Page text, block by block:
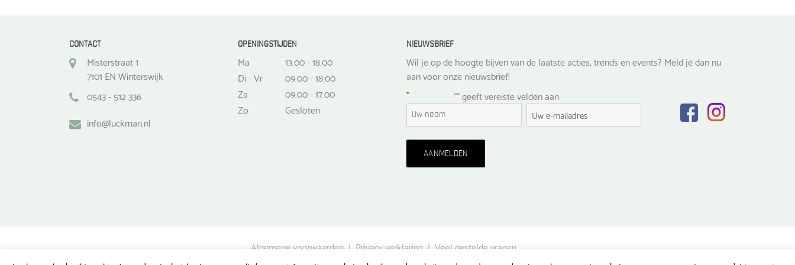
CONTACT
Misterstraat 1
7101 EN Winterswijk
0543 - 512 336
info@luckman.nl
OPENINGSTIJDEN
Ma
13.00 - 18.00
Di - Vr
09.00 - 18.00
Za
09.00 - 17.00
Zo
Gesloten
NIEUWSBRIEF
Wil je op de hoogte bijven van de laatste acties, trends en events? Meld je dan nu
aan voor onze nieuwsbrief!
"
* " geeft vereiste velden aan
Algemene voorwaarden | Privacy verklaring | Veel gestelde vragen